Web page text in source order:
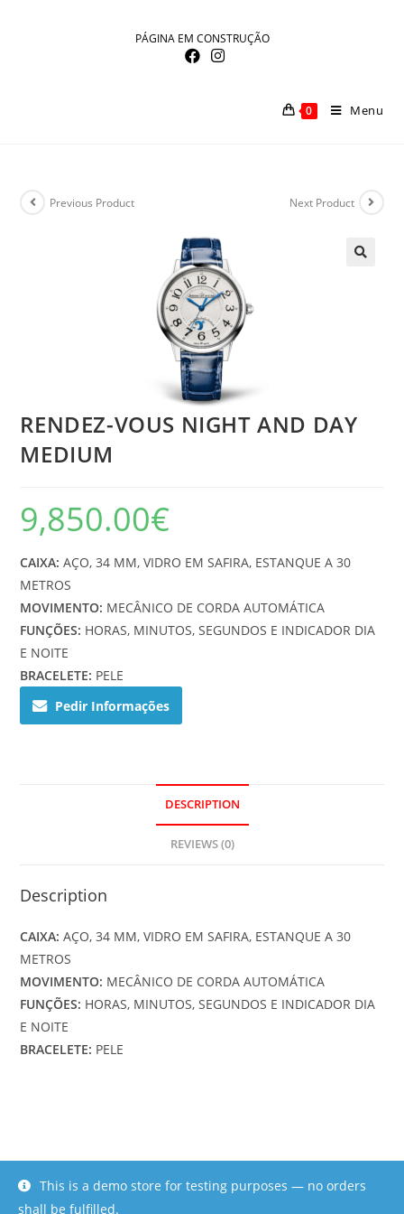
PÁGINA EM CONSTRUÇÃO
0 Menu
Previous Product Next Product
RENDEZ-VOUS NIGHT AND DAY
MEDIUM
9,850.00€
CAIXA: AÇO, 34 MM, VIDRO EM SAFIRA, ESTANQUE A 30
METROS
MOVIMENTO: MECÂNICO DE CORDA AUTOMÁTICA
FUNÇÕES: HORAS, MINUTOS, SEGUNDOS E INDICADOR DIA
E NOITE
BRACELETE: PELE
Pedir Informações
DESCRIPTION
REVIEWS (0)
Description
CAIXA: AÇO, 34 MM, VIDRO EM SAFIRA, ESTANQUE A 30
METROS
MOVIMENTO: MECÂNICO DE CORDA AUTOMÁTICA
FUNÇÕES: HORAS, MINUTOS, SEGUNDOS E INDICADOR DIA
E NOITE
BRACELETE: PELE
Copyright - WEBolution Serviços e Soluções Informáticas, Lda
This is a demo store for testing purposes — no orders
shall be fulfilled.